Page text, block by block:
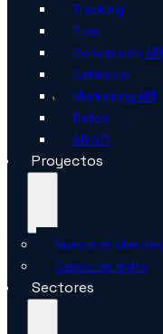
Tracking
Pixel
Conversion API
Catálogo
Marketing API
Datos
AR-VR
Proyectos
Nuestros clientes
Casos de éxito
Sectores